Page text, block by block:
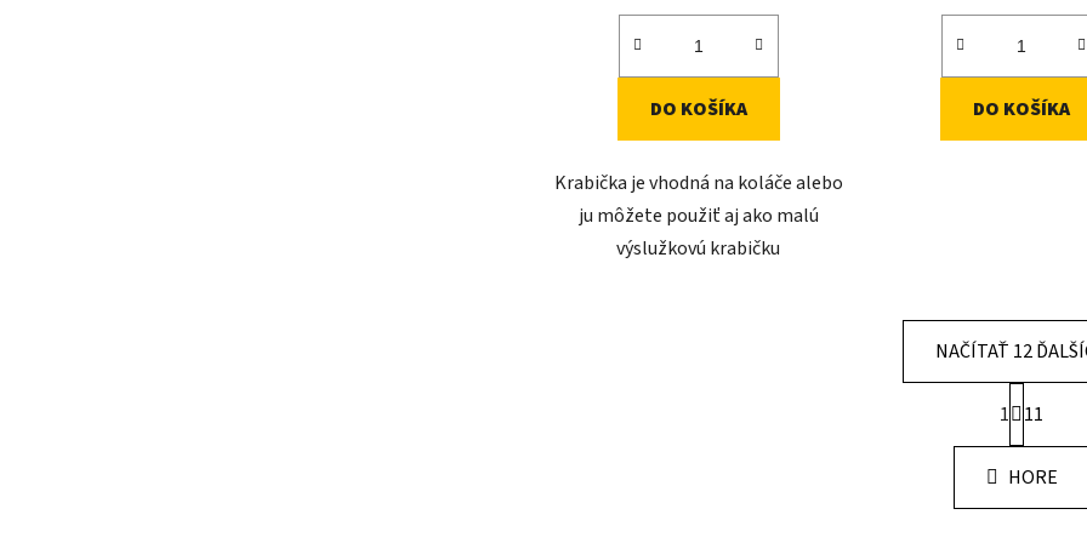
DO KOŠÍKA
Krabička je vhodná na koláče alebo
ju môžete použiť aj ako malú
výslužkovú krabičku
DO KOŠÍKA
O
v
l
á
NAČÍTAŤ 12
S
t
r
n
k
1 11
HORE